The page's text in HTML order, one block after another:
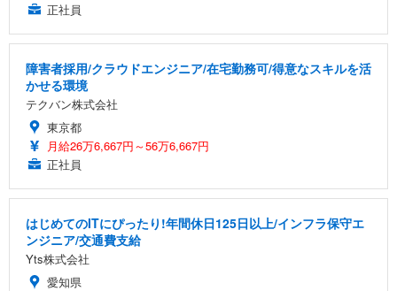
正社員
障害者採用/クラウドエンジニア/在宅勤務可/得意なスキルを活
かせる環境
テクバン株式会社
東京都
月給26万6,667円～56万6,667円
正社員
はじめてのITにぴったり!年間休日125日以上/インフラ保守エ
ンジニア/交通費支給
Yts株式会社
愛知県